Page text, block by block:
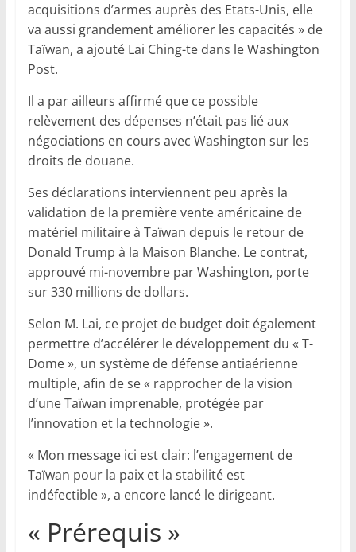
acquisitions d’armes auprès des Etats-Unis, elle
va aussi grandement améliorer les capacités » de
Taïwan, a ajouté Lai Ching-te dans le Washington
Post.
Il a par ailleurs affirmé que ce possible
relèvement des dépenses n’était pas lié aux
négociations en cours avec Washington sur les
droits de douane.
Ses déclarations interviennent peu après la
validation de la première vente américaine de
matériel militaire à Taïwan depuis le retour de
Donald Trump à la Maison Blanche. Le contrat,
approuvé mi-novembre par Washington, porte
sur 330 millions de dollars.
Selon M. Lai, ce projet de budget doit également
permettre d’accélérer le développement du « T-
Dome », un système de défense antiaérienne
multiple, afin de se « rapprocher de la vision
d’une Taïwan imprenable, protégée par
l’innovation et la technologie ».
« Mon message ici est clair: l’engagement de
Taïwan pour la paix et la stabilité est
indéfectible », a encore lancé le dirigeant.
« Prérequis »